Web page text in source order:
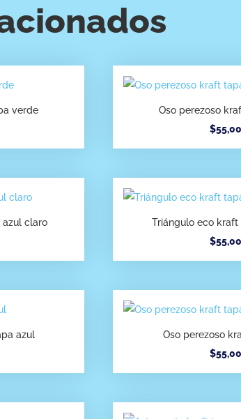
verde
Oso perezoso
$
azul claro
Triángulo eco
$
azul
Oso perezoso
$